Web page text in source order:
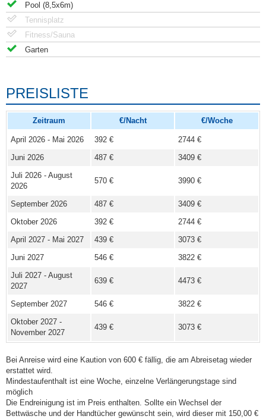
Pool (8,5x6m)
Tennisplatz
Fitness/Sauna
Garten
PREISLISTE
Zeitraum €/Nacht €/Woche
April 2026 - Mai 2026 392 €
2744 €
Juni 2026
487 €
3409 €
Juli 2026 - August
2026
570 € 3990 €
September 2026 487 €
3409 €
Oktober 2026
392 €
2744 €
April 2027 - Mai 2027
439 €
3073 €
Juni 2027
546 €
3822 €
Juli 2027 - August
2027
639 € 4473 €
September 2027 546 €
3822 €
Oktober 2027 -
November 2027
439 € 3073 €
Bei Anreise wird eine Kaution von 600 € fällig, die am Abreisetag wieder
erstattet wird.
Mindestaufenthalt ist eine Woche, einzelne Verlängerungstage sind
möglich
Die Endreinigung ist im Preis enthalten. Sollte ein Wechsel der
Bettwäsche und der Handtücher gewünscht sein, wird dieser mit 150,00 €